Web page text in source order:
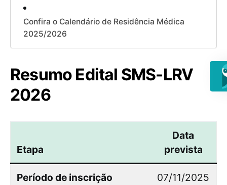
Confira o Calendário de Residência Médica
2025/2026
Resumo Edital SMS-LRV
2026
Etapa
Data
prevista
Período de inscrição
07/11/2025